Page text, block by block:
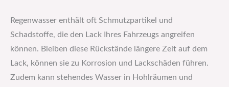
Regenwasser enthält oft Schmutzpartikel und
Schadstoffe, die den Lack Ihres Fahrzeugs angreifen
können. Bleiben diese Rückstände längere Zeit auf dem
Lack, können sie zu Korrosion und Lackschäden führen.
Zudem kann stehendes Wasser in Hohlräumen und